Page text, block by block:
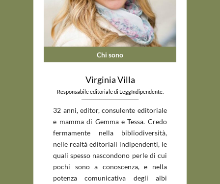
Chi sono
Virginia Villa
Responsabile editoriale di LeggIndipendente.
_____________________________
32 anni, editor, consulente editoriale
e mamma di Gemma e Tessa. Credo
fermamente nella bibliodiversità,
nelle realtà editoriali indipendenti, le
quali spesso nascondono perle di cui
pochi sono a conoscenza, e nella
potenza comunicativa degli albi